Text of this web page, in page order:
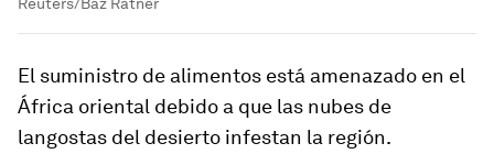
El suministro de alimentos está amenazado en el
África oriental debido a que las nubes de
langostas del desierto infestan la región.